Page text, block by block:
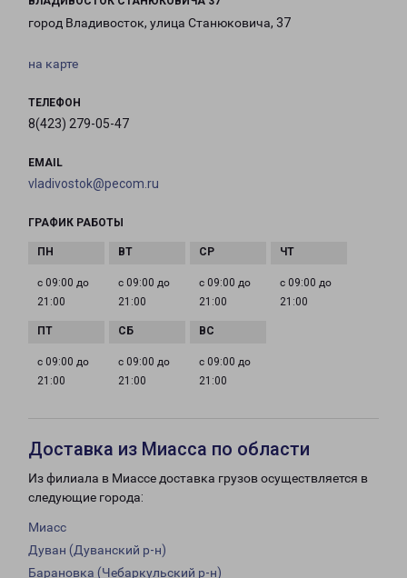
город Владивосток, улица Станюковича, 37
на карте
ТЕЛЕФОН
8(423) 279-05-47
EMAIL
vladivostok@pecom.ru
ГРАФИК РАБОТЫ
с 09:00 до
21:00
с 09:00 до
21:00
с 09:00 до
21:00
с 09:00 до
21:00
с 09:00 до
21:00
с 09:00 до
21:00
с 09:00 до
21:00
Доставка из Миасса по области
Из филиала в Миассе доставка грузов осуществляется в
следующие города:
Миасс
Дуван (Дуванский р-н)
Барановка (Чебаркульский р-н)